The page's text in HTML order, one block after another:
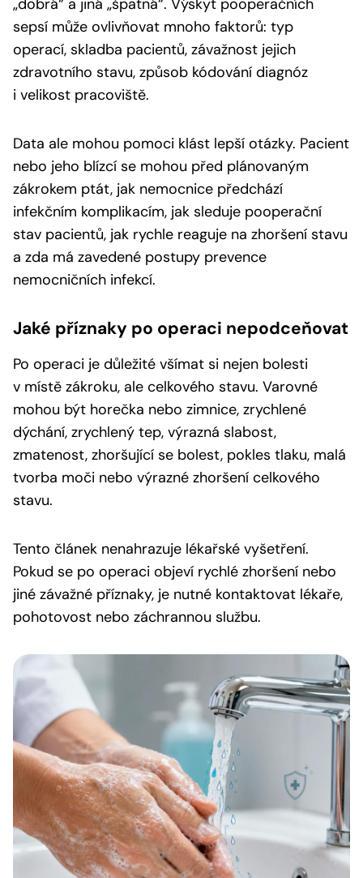
sepsí může ovlivňovat mnoho faktorů: typ
operací, skladba pacientů, závažnost jejich
zdravotního stavu, způsob kódování diagnóz
i velikost pracoviště.
Data ale mohou pomoci klást lepší otázky. Pacient
nebo jeho blízcí se mohou před plánovaným
zákrokem ptát, jak nemocnice předchází
infekčním komplikacím, jak sleduje pooperační
stav pacientů, jak rychle reaguje na zhoršení stavu
a zda má zavedené postupy prevence
nemocničních infekcí.
Jaké příznaky po operaci nepodceňovat
Po operaci je důležité všímat si nejen bolesti
v místě zákroku, ale celkového stavu. Varovné
mohou být horečka nebo zimnice, zrychlené
dýchání, zrychlený tep, výrazná slabost,
zmatenost, zhoršující se bolest, pokles tlaku, malá
tvorba moči nebo výrazné zhoršení celkového
stavu.
Tento článek nenahrazuje lékařské vyšetření.
Pokud se po operaci objeví rychlé zhoršení nebo
jiné závažné příznaky, je nutné kontaktovat lékaře,
pohotovost nebo záchrannou službu.